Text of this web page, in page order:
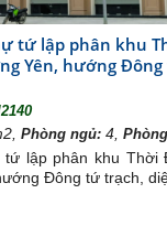
tứ lập phân khu
Yên, hướng
Phòng ngủ: 4,
lập phân khu Thời
Đông tứ trạch,